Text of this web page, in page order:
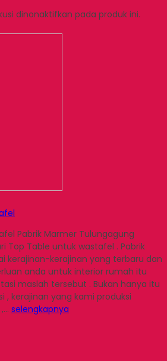
dinonaktifkan pada produk ini.
Pabrik Marmer Tulungagung
Top Table untuk wastafel . Pabrik
kerajinan-kerajinan yang terbaru dan
anda untuk interior rumah itu
maslah tersebut . Bukan hanya itu
, kerajinan yang kami produksi
selengkapnya